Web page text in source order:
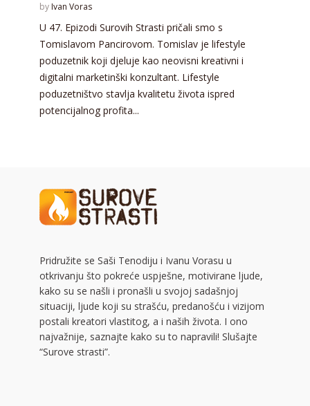
by Ivan Voras
U 47. Epizodi Surovih Strasti pričali smo s
Tomislavom Pancirovom. Tomislav je lifestyle
poduzetnik koji djeluje kao neovisni kreativni i
digitalni marketinški konzultant. Lifestyle
poduzetništvo stavlja kvalitetu života ispred
potencijalnog profita...
Pridružite se Saši Tenodiju i Ivanu Vorasu u
otkrivanju što pokreće uspješne, motivirane ljude,
kako su se našli i pronašli u svojoj sadašnjoj
situaciji, ljude koji su strašću, predanošću i vizijom
postali kreatori vlastitog, a i naših života. I ono
najvažnije, saznajte kako su to napravili! Slušajte
“Surove strasti”.